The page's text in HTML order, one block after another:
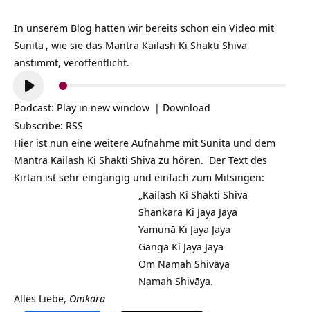
In unserem Blog hatten wir bereits schon ein Video mit
Sunita , wie sie das Mantra Kailash Ki Shakti Shiva
anstimmt, veröffentlicht.
Audio-
Player
Podcast: Play in new window | Download
Subscribe: RSS
Hier ist nun eine weitere Aufnahme mit Sunita und dem
Mantra Kailash Ki Shakti Shiva zu hören. Der Text des
Kirtan ist sehr eingängig und einfach zum Mitsingen:
„Kailash Ki Shakti Shiva
Shankara Ki Jaya Jaya
Yamunā Ki Jaya Jaya
Gangā Ki Jaya Jaya
Om Namah Shivāya
Namah Shivāya.
Alles Liebe, Omkara